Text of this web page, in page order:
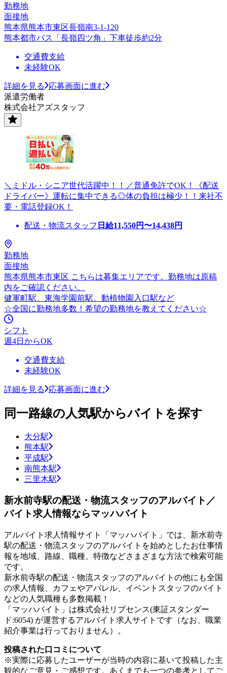
勤務地
面接地
熊本県熊本市東区長嶺南3-1-120
熊本都市バス「長嶺四ツ角」下車徒歩約2分
交通費支給
未経験OK
詳細を見る
応募画面に進む
派遣労働者
株式会社アズスタッフ
＼ミドル・シニア世代活躍中！！／普通免許でOK！《配送
ドライバー》運転に集中できる◎体の負担は極少！！来社不
要・電話登録OK！
配送・物流スタッフ 日給11,550円〜14,438円
勤務地
面接地
熊本県熊本市東区 こちらは募集エリアです。勤務地は原稿
内をご確認ください。
健軍町駅、東海学園前駅、動植物園入口駅など
☆全国に勤務地多数！希望の勤務地を教えてください☆
シフト
週4日からOK
交通費支給
未経験OK
詳細を見る 応募画面に進む
同一路線の人気駅からバイトを探す
大分駅
熊本駅
平成駅
南熊本駅
三里木駅
新水前寺駅の配送・物流スタッフのアルバイト／
バイト求人情報ならマッハバイト
アルバイト求人情報サイト「マッハバイト」では、新水前寺
駅の配送・物流スタッフのアルバイトを始めとしたお仕事情
報を地域、路線、職種、特徴などさまざまな方法で検索可能
です。
新水前寺駅の配送・物流スタッフのアルバイトの他にも全国
の求人情報、カフェやアパレル、イベントスタッフのバイト
などの人気職種も多数掲載！
「マッハバイト」は株式会社リブセンス(東証スタンダー
ド:6054) が運営するアルバイト求人サイトです（なお、職業
紹介事業は行っておりません）。
投稿された口コミについて
※実際に応募したユーザーが当時の内容に基いて投稿した主
観的なご意見・ご感想です。あくまでも一つの参考としてご